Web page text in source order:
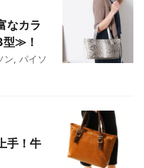
なカラ
型≫！
ン, パイソ
手！牛